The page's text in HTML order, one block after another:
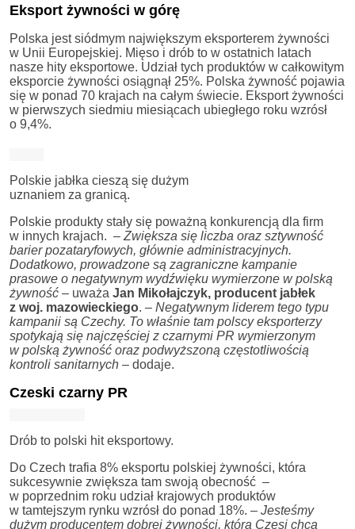
Eksport żywności w górę
Polska jest siódmym największym eksporterem żywności
w Unii Europejskiej. Mięso i drób to w ostatnich latach
nasze hity eksportowe. Udział tych produktów w całkowitym
eksporcie żywności osiągnął 25%. Polska żywność pojawia
się w ponad 70 krajach na całym świecie. Eksport żywności
w pierwszych siedmiu miesiącach ubiegłego roku wzrósł
o 9,4%.
Polskie jabłka cieszą się dużym
uznaniem za granicą.
Polskie produkty stały się poważną konkurencją dla firm
w innych krajach. – Zwiększa się liczba oraz sztywność
barier pozataryfowych, głównie administracyjnych.
Dodatkowo, prowadzone są zagraniczne kampanie
prasowe o negatywnym wydźwięku wymierzone w polską
żywność – uważa Jan Mikołajczyk, producent jabłek
z woj. mazowieckiego. – Negatywnym liderem tego typu
kampanii są Czechy. To właśnie tam polscy eksporterzy
spotykają się najczęściej z czarnymi PR wymierzonym
w polską żywność oraz podwyższoną częstotliwością
kontroli sanitarnych – dodaje.
Czeski czarny PR
Drób to polski hit eksportowy.
Do Czech trafia 8% eksportu polskiej żywności, która
sukcesywnie zwiększa tam swoją obecność –
w poprzednim roku udział krajowych produktów
w tamtejszym rynku wzrósł do ponad 18%. – Jesteśmy
dużym producentem dobrej żywności, którą Czesi chcą